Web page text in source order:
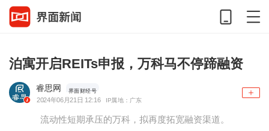
泊寓开启REITs申报，万科马不停蹄融资
睿思网 界面财经号
2024年06月21日 12:16 IP属地：广东
流动性短期承压的万科，拟再度拓宽融资渠道。